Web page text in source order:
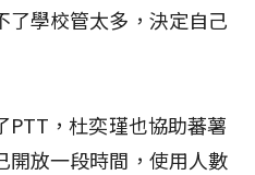
學校管太多，決定自己
PTT，杜奕瑾也協助蕃薯
開放一段時間，使用人數